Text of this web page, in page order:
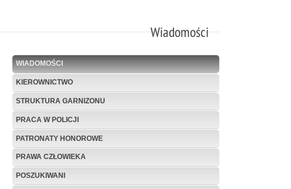
Wiadomości
WIADOMOŚCI
KIEROWNICTWO
STRUKTURA GARNIZONU
PRACA W POLICJI
PATRONATY HONOROWE
PRAWA CZŁOWIEKA
POSZUKIWANI